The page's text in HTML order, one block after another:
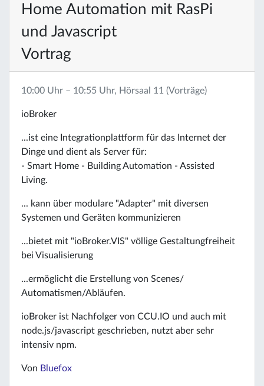
Home Automation mit RasPi
und Javascript
Vortrag
10:00 Uhr – 10:55 Uhr, Hörsaal 11 (Vorträge)
ioBroker
...ist eine Integrationplattform für das Internet der
Dinge und dient als Server für:
- Smart Home - Building Automation - Assisted
Living.
... kann über modulare "Adapter" mit diversen
Systemen und Geräten kommunizieren
...bietet mit "ioBroker.VIS" völlige Gestaltungfreiheit
bei Visualisierung
...ermöglicht die Erstellung von Scenes/
Automatismen/Abläufen.
ioBroker ist Nachfolger von CCU.IO und auch mit
node.js/javascript geschrieben, nutzt aber sehr
intensiv npm.
Von Bluefox